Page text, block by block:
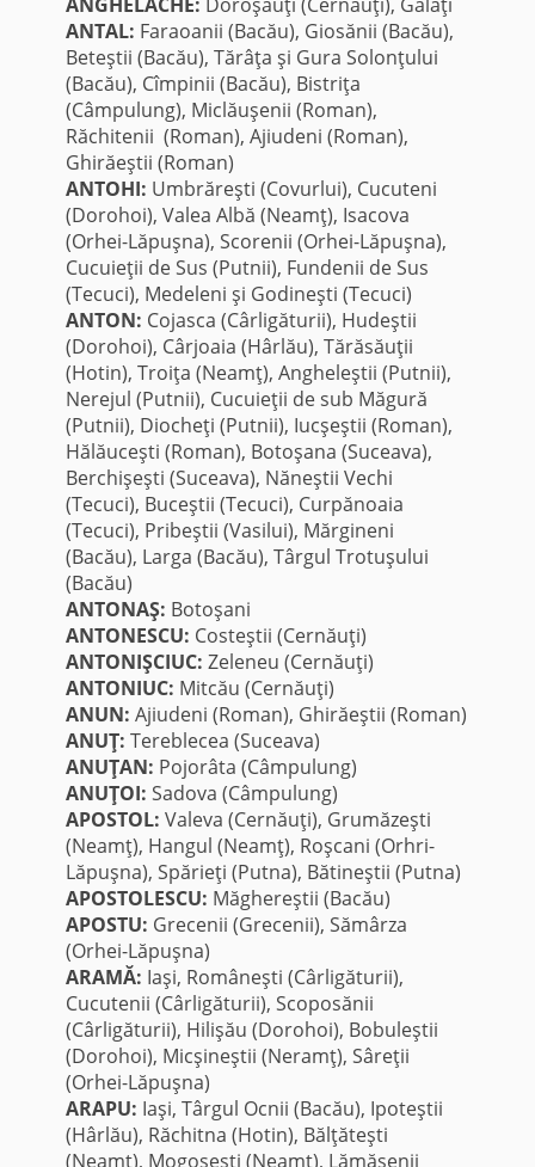
ANTAL: Faraoanii (Bacău), Giosănii (Bacău),
Beteştii (Bacău), Tărâţa şi Gura Solonţului
(Bacău), Cîmpinii (Bacău), Bistriţa
(Câmpulung), Miclăuşenii (Roman),
Răchitenii (Roman), Ajiudeni (Roman),
Ghirăeştii (Roman)
ANTOHI: Umbrăreşti (Covurlui), Cucuteni
(Dorohoi), Valea Albă (Neamţ), Isacova
(Orhei-Lăpuşna), Scorenii (Orhei-Lăpuşna),
Cucuieţii de Sus (Putnii), Fundenii de Sus
(Tecuci), Medeleni şi Godineşti (Tecuci)
ANTON: Cojasca (Cârligăturii), Hudeştii
(Dorohoi), Cârjoaia (Hârlău), Tărăsăuţii
(Hotin), Troiţa (Neamţ), Angheleştii (Putnii),
Nerejul (Putnii), Cucuieţii de sub Măgură
(Putnii), Diocheţi (Putnii), Iucşeştii (Roman),
Hălăuceşti (Roman), Botoşana (Suceava),
Berchişeşti (Suceava), Năneştii Vechi
(Tecuci), Buceştii (Tecuci), Curpănoaia
(Tecuci), Pribeştii (Vasilui), Mărgineni
(Bacău), Larga (Bacău), Târgul Trotuşului
(Bacău)
ANTONAŞ: Botoşani
ANTONESCU: Costeştii (Cernăuţi)
ANTONIŞCIUC: Zeleneu (Cernăuţi)
ANTONIUC: Mitcău (Cernăuţi)
ANUN: Ajiudeni (Roman), Ghirăeştii (Roman)
ANUŢ: Tereblecea (Suceava)
ANUŢAN: Pojorâta (Câmpulung)
ANUŢOI: Sadova (Câmpulung)
APOSTOL: Valeva (Cernăuţi), Grumăzeşti
(Neamţ), Hangul (Neamţ), Roşcani (Orhri-
Lăpuşna), Spărieţi (Putna), Bătineştii (Putna)
APOSTOLESCU: Măghereştii (Bacău)
APOSTU: Grecenii (Grecenii), Sămârza
(Orhei-Lăpuşna)
ARAMĂ: Iaşi, Româneşti (Cârligăturii),
Cucutenii (Cârligăturii), Scoposănii
(Cârligăturii), Hilişău (Dorohoi), Bobuleştii
(Dorohoi), Micşineştii (Neramţ), Sâreţii
(Orhei-Lăpuşna)
ARAPU: Iaşi, Târgul Ocnii (Bacău), Ipoteştii
(Hârlău), Răchitna (Hotin), Bălţăteşti
(Neamţ), Mogoşeşti (Neamţ), Lămăşenii